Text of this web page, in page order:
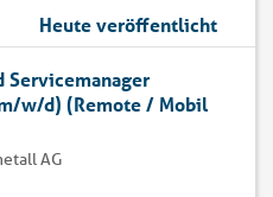
Heute veröffentlicht
Servicemanager
w/d) (Remote / Mobil
AG